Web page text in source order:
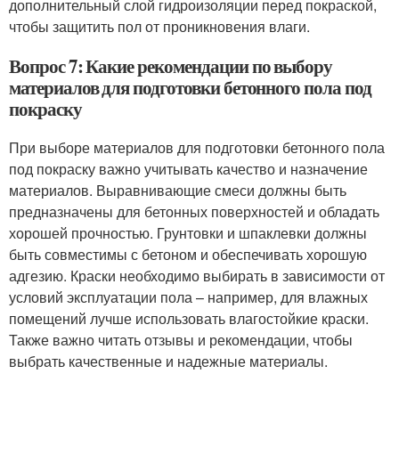
дополнительный слой гидроизоляции перед покраской,
чтобы защитить пол от проникновения влаги.
Вопрос 7: Какие рекомендации по выбору
материалов для подготовки бетонного пола под
покраску
При выборе материалов для подготовки бетонного пола
под покраску важно учитывать качество и назначение
материалов. Выравнивающие смеси должны быть
предназначены для бетонных поверхностей и обладать
хорошей прочностью. Грунтовки и шпаклевки должны
быть совместимы с бетоном и обеспечивать хорошую
адгезию. Краски необходимо выбирать в зависимости от
условий эксплуатации пола – например, для влажных
помещений лучше использовать влагостойкие краски.
Также важно читать отзывы и рекомендации, чтобы
выбрать качественные и надежные материалы.